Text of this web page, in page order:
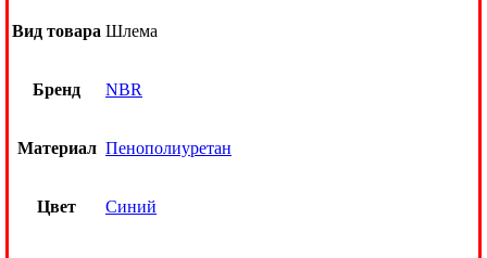
Вид товара Шлема
Бренд NBR
Материал Пенополиуретан
Цвет Синий